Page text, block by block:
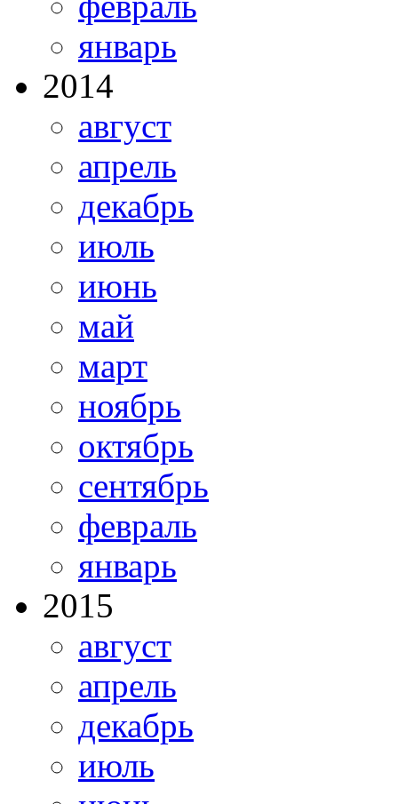
январь
2014
август
апрель
декабрь
июль
июнь
май
март
ноябрь
октябрь
сентябрь
февраль
январь
2015
август
апрель
декабрь
июль